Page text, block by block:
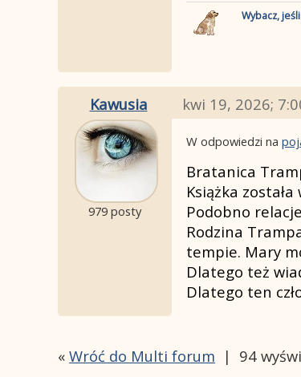
Wybacz,
Kawusia kwi 19, 2026;
979 posty
W odpowiedzi na
Bratanica
Książka
Podobno
Rodzina
tempie. Mary
Dlatego też
Dlatego ten
« Wróć do Multi forum | 94